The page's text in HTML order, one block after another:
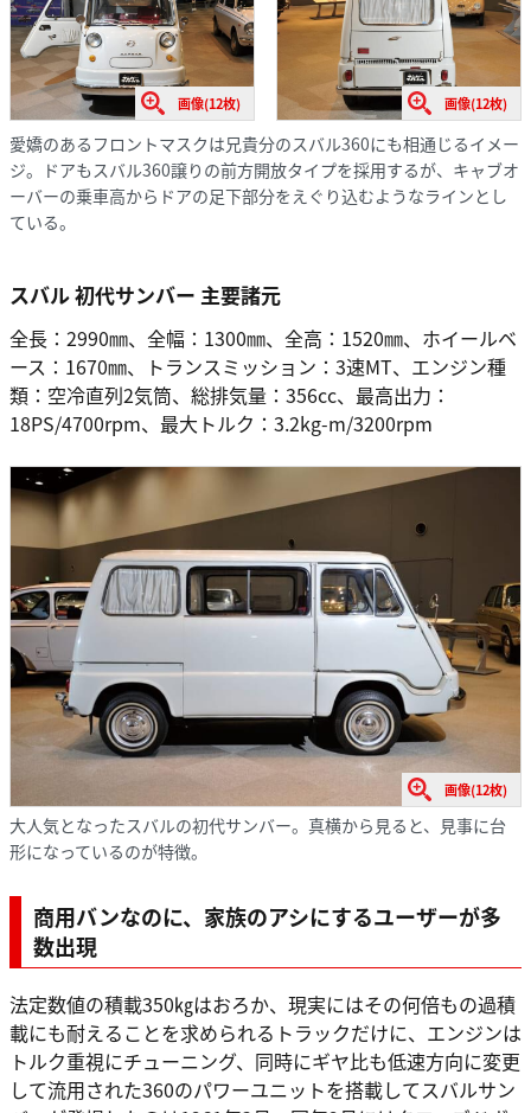
画像(12枚) 画像(12枚)
愛嬌のあるフロントマスクは兄貴分のスバル360にも相通じるイメー
ジ。ドアもスバル360譲りの前方開放タイプを採用するが、キャブオ
ーバーの乗車高からドアの足下部分をえぐり込むようなラインとし
ている。
スバル 初代サンバー 主要諸元
全長：2990㎜、全幅：1300㎜、全高：1520㎜、ホイールベ
ース：1670㎜、トランスミッション：3速MT、エンジン種
類：空冷直列2気筒、総排気量：356cc、最高出力：
18PS/4700rpm、最大トルク：3.2kg-m/3200rpm
画像(12枚)
大人気となったスバルの初代サンバー。真横から見ると、見事に台
形になっているのが特徴。
商用バンなのに、家族のアシにするユーザーが多
数出現
法定数値の積載350㎏はおろか、現実にはその何倍もの過積
載にも耐えることを求められるトラックだけに、エンジンは
トルク重視にチューニング、同時にギヤ比も低速方向に変更
して流用された360のパワーユニットを搭載してスバルサン